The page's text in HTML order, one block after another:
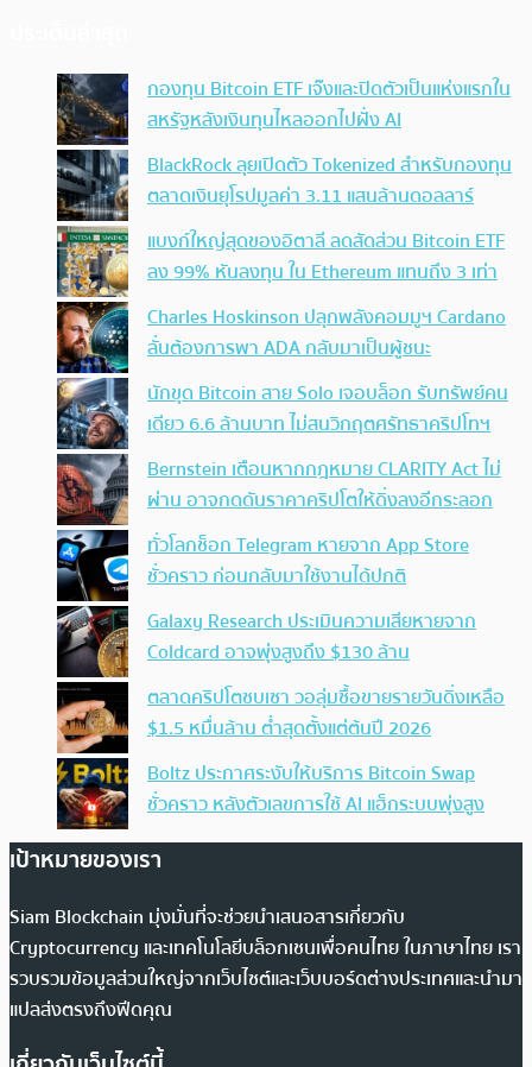
กองทุน Bitcoin ETF เจ๊งและปิดตัวเป็นแห่งแรกใน
สหรัฐหลังเงินทุนไหลออกไปฝั่ง AI
BlackRock ลุยเปิดตัว Tokenized สำหรับกองทุน
ตลาดเงินยุโรปมูลค่า 3.11 แสนล้านดอลลาร์
แบงก์ใหญ่สุดของอิตาลี ลดสัดส่วน Bitcoin ETF
ลง 99% หันลงทุน ใน Ethereum แทนถึง 3 เท่า
Charles Hoskinson ปลุกพลังคอมมูฯ Cardano
ลั่นต้องการพา ADA กลับมาเป็นผู้ชนะ
นักขุด Bitcoin สาย Solo เจอบล็อก รับทรัพย์คน
เดียว 6.6 ล้านบาท ไม่สนวิกฤตศรัทธาคริปโทฯ
Bernstein เตือนหากกฎหมาย CLARITY Act ไม่
ผ่าน อาจกดดันราคาคริปโตให้ดิ่งลงอีกระลอก
ทั่วโลกช็อก Telegram หายจาก App Store
ชั่วคราว ก่อนกลับมาใช้งานได้ปกติ
Galaxy Research ประเมินความเสียหายจาก
Coldcard อาจพุ่งสูงถึง $130 ล้าน
ตลาดคริปโตซบเซา วอลุ่มซื้อขายรายวันดิ่งเหลือ
$1.5 หมื่นล้าน ต่ำสุดตั้งแต่ต้นปี 2026
Boltz ประกาศระงับให้บริการ Bitcoin Swap
ชั่วคราว หลังตัวเลขการใช้ AI แฮ็กระบบพุ่งสูง
เป้าหมายของเรา
Siam Blockchain มุ่งมั่นที่จะช่วยนำเสนอสารเกี่ยวกับ
Cryptocurrency และเทคโนโลยีบล็อกเชนเพื่อคนไทย ในภาษาไทย เรา
รวบรวมข้อมูลส่วนใหญ่จากเว็บไซต์และเว็บบอร์ดต่างประเทศและนำมา
แปลส่งตรงถึงฟีดคุณ